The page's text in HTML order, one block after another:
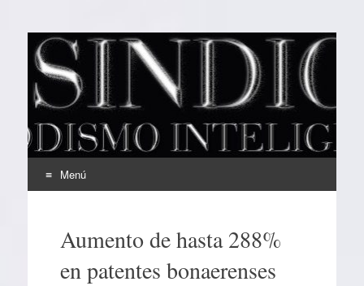
EL SINDICAL
Periodismo Inteligente
Menú
contenidoAumento de hasta 288%
en patentes bonaerenses